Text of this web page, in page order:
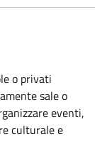
o privati
sale o
eventi,
culturale e